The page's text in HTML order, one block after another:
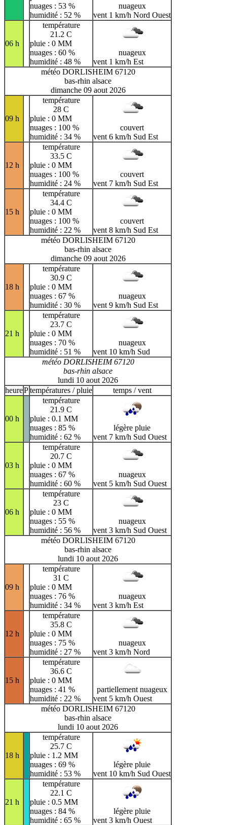
nuages : 53 %
humidité : 52 %
nuageux
vent 1 km/h Nord Ouest
06 h
température
21.2 C
pluie : 0 MM
nuages : 60 %
humidité : 48 %
nuageux
vent 1 km/h Est
météo DORLISHEIM 67120
bas-rhin alsace
dimanche 09 aout 2026
09 h
température
28 C
pluie : 0 MM
nuages : 100 %
humidité : 34 %
couvert
vent 6 km/h Sud Est
12 h
température
33.5 C
pluie : 0 MM
nuages : 100 %
humidité : 24 %
couvert
vent 7 km/h Sud Est
15 h
température
34.4 C
pluie : 0 MM
nuages : 100 %
humidité : 22 %
couvert
vent 8 km/h Sud Est
météo DORLISHEIM 67120
bas-rhin alsace
dimanche 09 aout 2026
18 h
température
30.9 C
pluie : 0 MM
nuages : 67 %
humidité : 30 %
nuageux
vent 9 km/h Sud Est
21 h
température
23.7 C
pluie : 0 MM
nuages : 70 %
humidité : 51 %
nuageux
vent 10 km/h Sud
météo DORLISHEIM 67120
bas-rhin alsace
lundi 10 aout 2026
heurePtempératures / pluie temps / vent
00 h
température
21.9 C
pluie : 0.1 MM
nuages : 85 %
humidité : 62 %
légère pluie
vent 7 km/h Sud Ouest
03 h
température
20.7 C
pluie : 0 MM
nuages : 67 %
humidité : 60 %
nuageux
vent 5 km/h Sud Ouest
06 h
température
23 C
pluie : 0 MM
nuages : 55 %
humidité : 56 %
nuageux
vent 3 km/h Sud Ouest
météo DORLISHEIM 67120
bas-rhin alsace
lundi 10 aout 2026
09 h
température
31 C
pluie : 0 MM
nuages : 76 %
humidité : 34 %
nuageux
vent 3 km/h Est
12 h
température
35.8 C
pluie : 0 MM
nuages : 75 %
humidité : 27 %
nuageux
vent 3 km/h Nord
15 h
température
36.6 C
pluie : 0 MM
nuages : 41 %
humidité : 22 %
partiellement nuageux
vent 5 km/h Ouest
météo DORLISHEIM 67120
bas-rhin alsace
lundi 10 aout 2026
18 h
température
25.7 C
pluie : 1.2 MM
nuages : 69 %
humidité : 53 %
légère pluie
vent 10 km/h Sud Ouest
21 h
température
22.1 C
pluie : 0.5 MM
nuages : 84 %
humidité : 65 %
légère pluie
vent 3 km/h Ouest